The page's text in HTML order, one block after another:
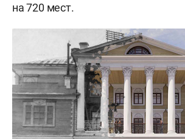
на 720 мест.